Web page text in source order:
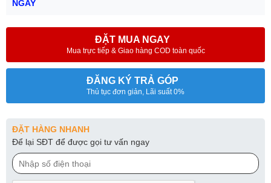
NGAY
ĐẶT MUA NGAY
Mua trực tiếp & Giao hàng COD toàn quốc
ĐĂNG KÝ TRẢ GÓP
Thủ tục đơn giản, Lãi suất 0%
ĐẶT HÀNG NHANH
Để lại SĐT để được gọi tư vấn ngay